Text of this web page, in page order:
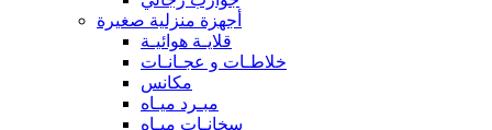
أجهزة منزلية صغيرة
قلايـة هوائيـة
خلاطـات و عجـانـات
مكانس
مبـرد ميـاه
سخانـات ميـاه